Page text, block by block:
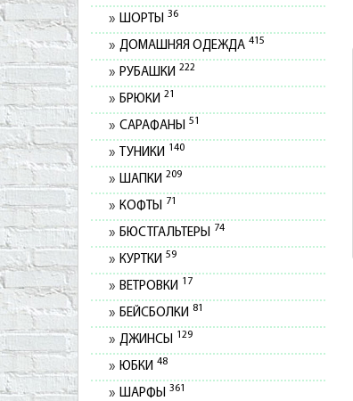
ШОРТЫ 36
ДОМАШНЯЯ ОДЕЖДА 415
РУБАШКИ 222
БРЮКИ 21
САРАФАНЫ 51
ТУНИКИ 140
ШАПКИ 209
КОФТЫ 71
БЮСТГАЛЬТЕРЫ 74
КУРТКИ 59
ВЕТРОВКИ 17
БЕЙСБОЛКИ 81
ДЖИНСЫ 129
ЮБКИ 48
ШАРФЫ 361